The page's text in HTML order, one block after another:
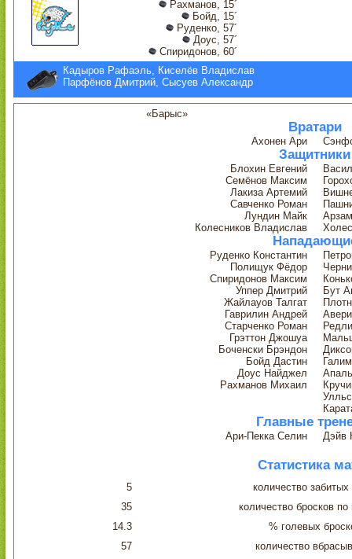
Рахманов, 15´
Бойд, 15´
Руденко, 57´
Доус, 57´
Спиридонов, 60´
Кадыров Рафаэль, Киселёв Владислав
Парфёнов Дмитрий, Сысуев Александр
«Барыс»
Вратари
Ахонен Ари
Защитники
Блохин Евгений
Семёнов Максим
Лакиза Артемий
Савченко Роман
Лундин Майк
Колесников Владислав
Руденко Константин
Полищук Фёдор
Спиридонов Максим
Уппер Дмитрий
Бут
Жайлауов Талгат
Гаврилин Андрей
Старченко Роман
Грэттон Джошуа
Боченски Брэндон
Бойд Дастин
Доус Найджел
Рахманов Михаил
Главные
Ари-Пекка Селин Дэйв
Статистика
5
количество
35
количество бросков по
14.3
% голевых
57
количество